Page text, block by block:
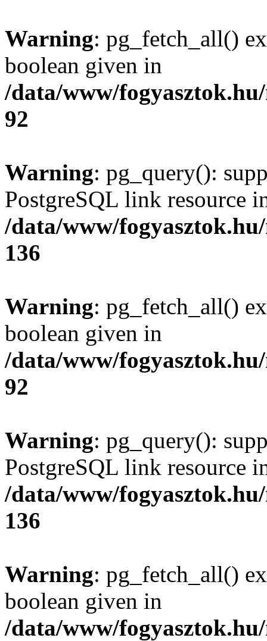
Warning: pg_fetch_all()
boolean given in
/data/www/
92
Warning: pg_query():
PostgreSQL link resource
/data/www/
136
Warning: pg_fetch_all()
boolean given in
/data/www/
92
Warning: pg_query():
PostgreSQL link resource
/data/www/
136
Warning: pg_fetch_all()
boolean given in
/data/www/